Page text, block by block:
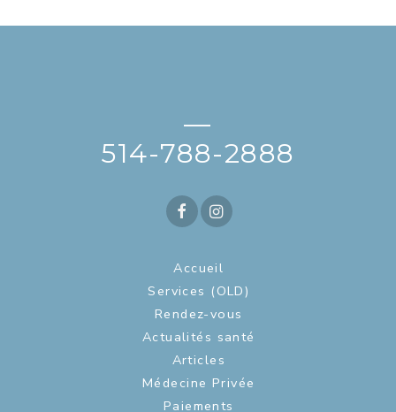
—
514-788-2888
Accueil
Services (OLD)
Rendez-vous
Actualités santé
Articles
Médecine Privée
Paiements